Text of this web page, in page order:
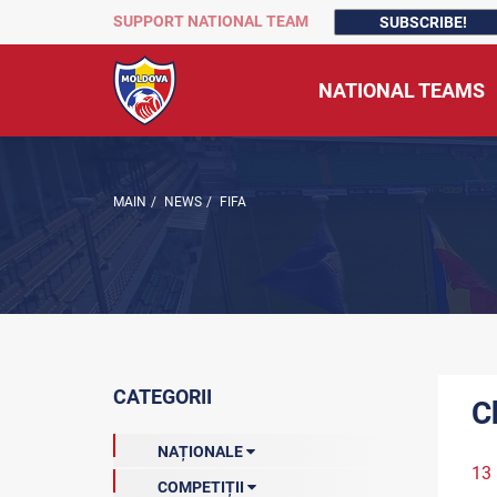
SUPPORT NATIONAL TEAM SUBSCRIBE!
NATIONAL TEAMS
MAIN / NEWS / FIFA
CATEGORII
NAȚIONALE
COMPETIȚII
13